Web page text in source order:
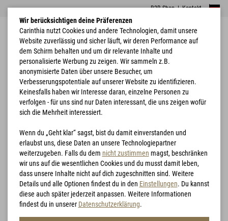
B2B Shop|Kontakt
Home Bekleidung G-LOFT® ESG Jacket
Wir berücksichtigen deine Präferenzen
Carinthia nutzt Cookies und andere Technologien, damit unsere
Website zuverlässig und sicher läuft, wir deren Performance auf
dem Schirm behalten und um dir relevante Inhalte und
personalisierte Werbung zu zeigen. Wir sammeln z.B.
anonymisierte Daten über unsere Besucher, um
Verbesserungspotentiale auf unserer Website zu identifizieren.
Keinesfalls haben wir Interesse daran, einzelne Personen zu
verfolgen - für uns sind nur Daten interessant, die uns zeigen wofür
sich die Mehrheit interessiert.
Wenn du „Geht klar“ sagst, bist du damit einverstanden und
erlaubst uns, diese Daten an unsere Technologiepartner
weiterzugeben. Falls du dem nicht zustimmen magst, beschränken
wir uns auf die wesentlichen Cookies und du musst damit leben,
dass unsere Inhalte nicht auf dich zugeschnitten sind. Weitere
Details und alle Optionen findest du in den Einstellungen. Du kannst
diese auch später jederzeit anpassen. Weitere Informationen
findest du in unserer Datenschutzerklärung.